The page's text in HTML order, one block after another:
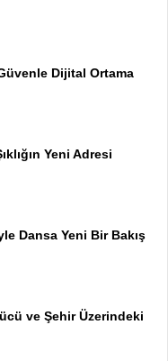
Dijital Ortama
Yeni Adresi
Dansa Yeni Bir Bakış
ve Şehir Üzerindeki